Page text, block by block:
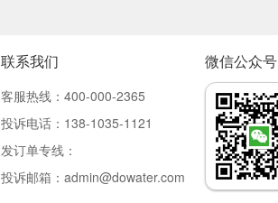
联系我们
客服热线：400-000-2365
投诉电话：138-1035-1121
发订单专线：
投诉邮箱：admin@dowater.com
微信公众号